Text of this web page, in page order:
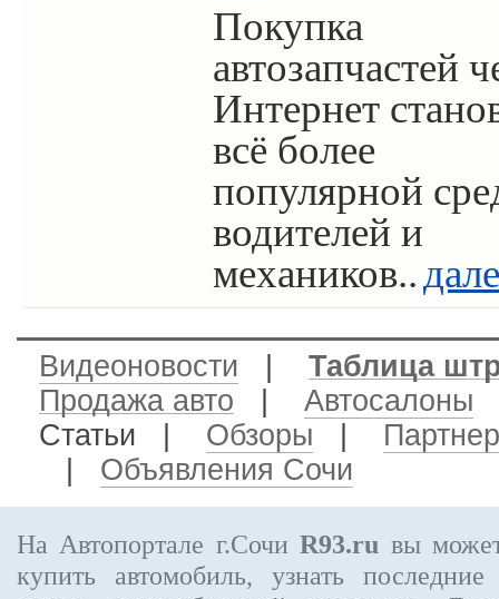
Покупка
автозапчастей
Интернет
всё более
популярной
водителей и
механиков..
Видеоновости
Таблица
Продажа авто
Автосалоны
Статьи | Обзоры
Объявления Сочи
На Автопортале г.СочиR93.ru вы
купить автомобиль, узнать